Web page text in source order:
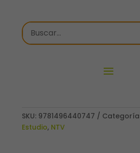
SKU: 9781496440747
Estudio, NTV